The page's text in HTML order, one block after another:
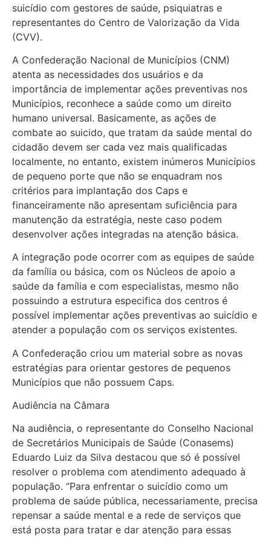
suicídio com gestores de saúde, psiquiatras e
representantes do Centro de Valorização da Vida
(CVV).
A Confederação Nacional de Municípios (CNM)
atenta as necessidades dos usuários e da
importância de implementar ações preventivas nos
Municípios, reconhece a saúde como um direito
humano universal. Basicamente, as ações de
combate ao suicido, que tratam da saúde mental do
cidadão devem ser cada vez mais qualificadas
localmente, no entanto, existem inúmeros Municípios
de pequeno porte que não se enquadram nos
critérios para implantação dos Caps e
financeiramente não apresentam suficiência para
manutenção da estratégia, neste caso podem
desenvolver ações integradas na atenção básica.
A integração pode ocorrer com as equipes de saúde
da família ou básica, com os Núcleos de apoio a
saúde da família e com especialistas, mesmo não
possuindo a estrutura especifica dos centros é
possível implementar ações preventivas ao suicídio e
atender a população com os serviços existentes.
A Confederação criou um material sobre as novas
estratégias para orientar gestores de pequenos
Municípios que não possuem Caps.
Audiência na Câmara
Na audiência, o representante do Conselho Nacional
de Secretários Municipais de Saúde (Conasems)
Eduardo Luiz da Silva destacou que só é possível
resolver o problema com atendimento adequado à
população. “Para enfrentar o suicídio como um
problema de saúde pública, necessariamente, precisa
repensar a saúde mental e a rede de serviços que
está posta para tratar e dar atenção para essas